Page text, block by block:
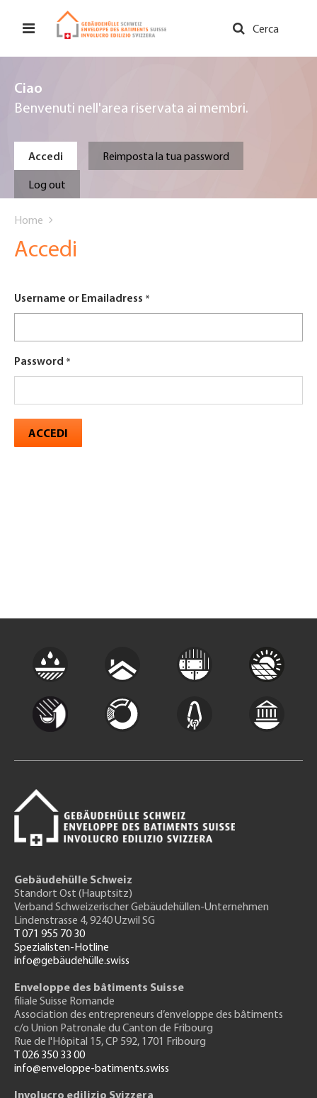
contenuto
principale
Cerca
Ciao
Benvenuti nell'area riservata ai membri.
Primary
tabs
Accedi Reimposta la tua password
Log out
are
here
Home
Accedi
Username or Emailadress
Password
ACCEDI
Gebäudehülle Schweiz
Standort Ost (Hauptsitz)
Verband Schweizerischer Gebäudehüllen-Unternehmen
Lindenstrasse 4, 9240 Uzwil SG
T 071 955 70 30
Spezialisten-Hotline
info@gebäudehülle.swiss
Enveloppe des bâtiments Suisse
filiale Suisse Romande
Association des entrepreneurs d’enveloppe des bâtiments
c/o Union Patronale du Canton de Fribourg
Rue de l'Hôpital 15, CP 592, 1701 Fribourg
T 026 350 33 00
info@enveloppe-batiments.swiss